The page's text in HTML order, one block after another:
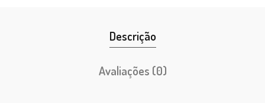
Descrição
Avaliações (0)